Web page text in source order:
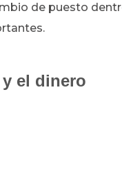
de puesto
el dinero